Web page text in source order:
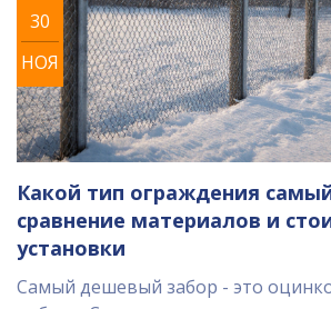
30
НОЯ
Какой тип ограждения
сравнение материалов и
установки
Самый дешевый забор - это